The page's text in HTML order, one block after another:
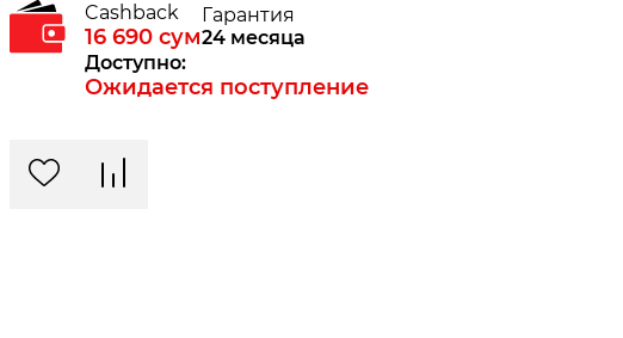
Cashback
16 690 сум
Гарантия
24 месяца
Доступно:
Ожидается поступление